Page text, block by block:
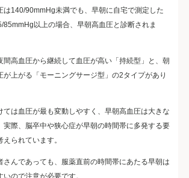
は140/90mmHg未満でも、早朝に自宅で測定した
85mmHg以上の場合、早朝高血圧と診断されま
間高血圧から継続して血圧が高い「持続型」と、朝
が上がる「モーニングサージ型」の2タイプがあり
ては血圧が最も変動しやすく、早朝高血圧は大きな
実際、脳卒中や狭心症が早朝の時間帯に多発する要
られています。
さんであっても、服薬直前の時間帯にあたる早朝は
ので注意が必要です。